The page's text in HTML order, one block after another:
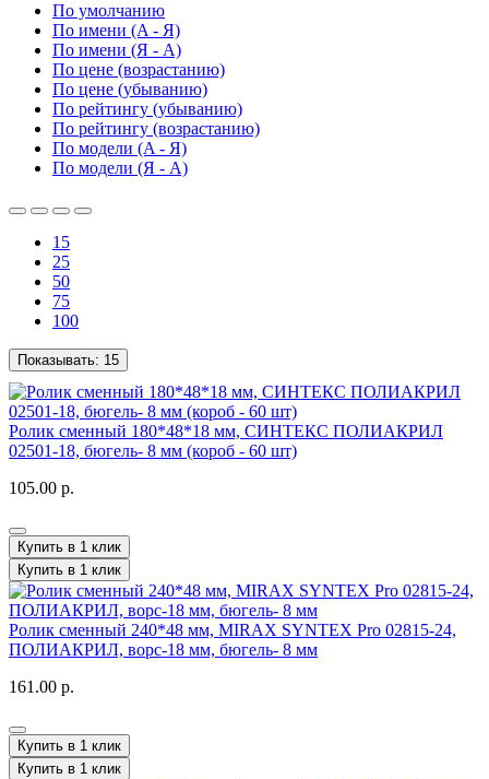
По умолчанию
По имени (A - Я)
По имени (Я - A)
По цене (возрастанию)
По цене (убыванию)
По рейтингу (убыванию)
По рейтингу (возрастанию)
По модели (A - Я)
По модели (Я - A)
15
25
50
75
100
Показывать: 15
Ролик сменный 180*48*18 мм, СИНТЕКС ПОЛИАКРИЛ
02501-18, бюгель- 8 мм (короб - 60 шт)
105.00 р.
Купить в 1 клик
Купить в 1 клик
Ролик сменный 240*48 мм, MIRAX SYNTEX Pro 02815-24,
ПОЛИАКРИЛ, ворс-18 мм, бюгель- 8 мм
161.00 р.
Купить в 1 клик
Купить в 1 клик